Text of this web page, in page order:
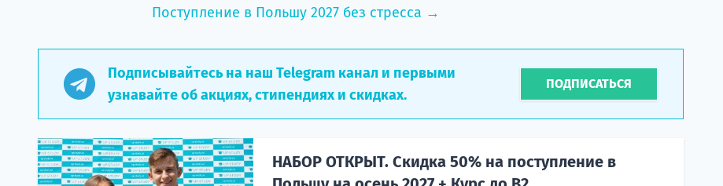
Поступление в Польшу 2027 без стресса →
Подписывайтесь на наш Telegram канал и первыми
узнавайте об акциях, стипендиях и скидках.
ПОДПИСАТЬСЯ
НАБОР ОТКРЫТ. Скидка 50% на поступление в